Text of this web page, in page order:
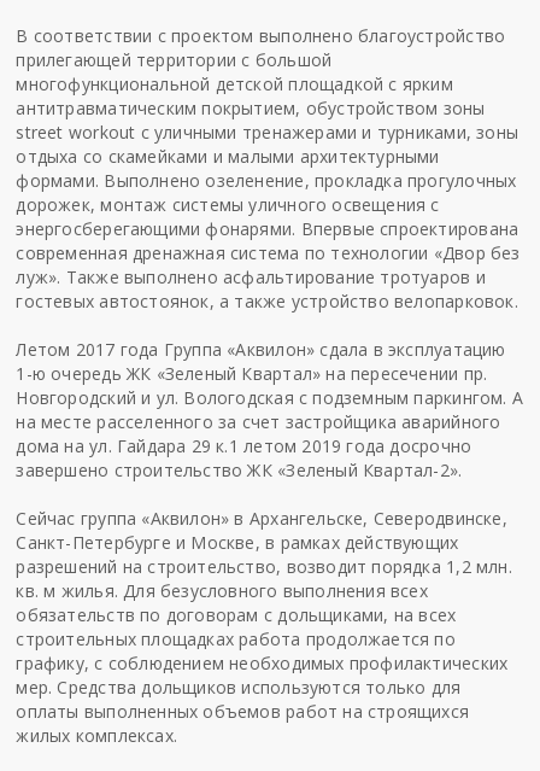
В соответствии с проектом выполнено благоустройство
прилегающей территории с большой
многофункциональной детской площадкой с ярким
антитравматическим покрытием, обустройством зоны
street workout с уличными тренажерами и турниками, зоны
отдыха со скамейками и малыми архитектурными
формами. Выполнено озеленение, прокладка прогулочных
дорожек, монтаж системы уличного освещения с
энергосберегающими фонарями. Впервые спроектирована
современная дренажная система по технологии «Двор без
луж». Также выполнено асфальтирование тротуаров и
гостевых автостоянок, а также устройство велопарковок.
Летом 2017 года Группа «Аквилон» сдала в эксплуатацию
1-ю очередь ЖК «Зеленый Квартал» на пересечении пр.
Новгородский и ул. Вологодская с подземным паркингом. А
на месте расселенного за счет застройщика аварийного
дома на ул. Гайдара 29 к.1 летом 2019 года досрочно
завершено строительство ЖК «Зеленый Квартал-2».
Сейчас группа «Аквилон» в Архангельске, Северодвинске,
Санкт-Петербурге и Москве, в рамках действующих
разрешений на строительство, возводит порядка 1,2 млн.
кв. м жилья. Для безусловного выполнения всех
обязательств по договорам с дольщиками, на всех
строительных площадках работа продолжается по
графику, с соблюдением необходимых профилактических
мер. Средства дольщиков используются только для
оплаты выполненных объемов работ на строящихся
жилых комплексах.